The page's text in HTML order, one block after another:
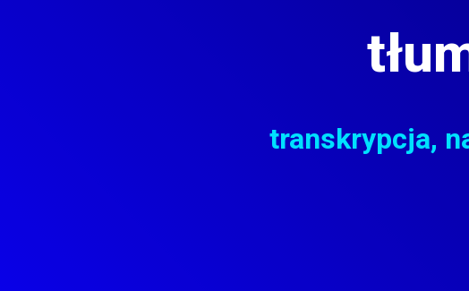
transkrypcja,